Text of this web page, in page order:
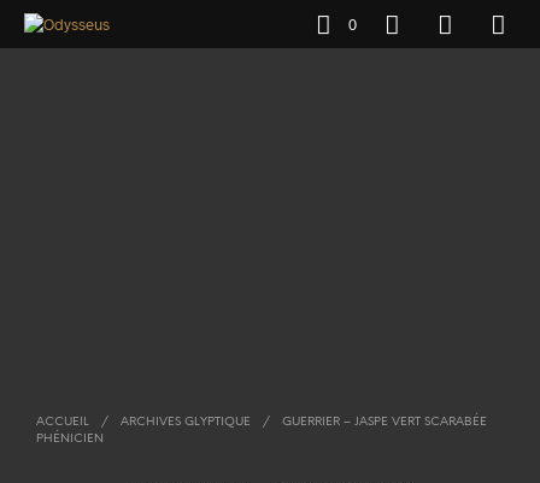
0
ACCUEIL / ARCHIVES GLYPTIQUE /
GUERRIER – JASPE VERT SCARABÉE
PHÉNICIEN